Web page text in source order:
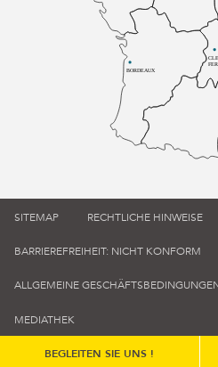
BORDEAUX
SITEMAP RECHTLICHE HINWEISE
BARRIEREFREIHEIT: NICHT KONFORM
ALLGEMEINE
MEDIATHEK
BEGLEITEN SIE UNS !